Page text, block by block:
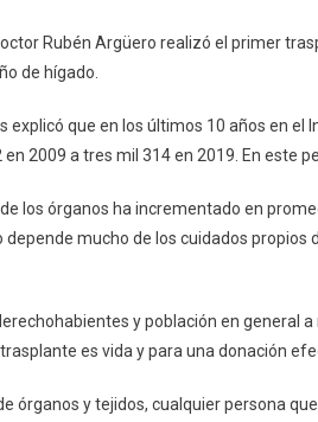
Rubén Argüero realizó el primer
de hígado.
explicó que en los últimos 10 años en
2009 a tres mil 314 en 2019. En este
los órganos ha incrementado en
depende mucho de los cuidados
y población en general
es vida y para una donación
órganos y tejidos, cualquier persona